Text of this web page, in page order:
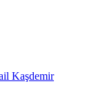
Kaşdemir